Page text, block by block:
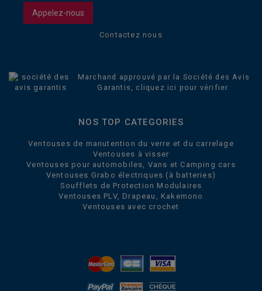
Appelez-nous
Contactez nous
Marchand approuvé par la Société des Avis
Garantis, cliquez ici pour vérifier
NOS TOP CATEGORIES
Ventouses de manutention du verre et du carrelage
Ventouses à visser
Ventouses pour automobiles, Vans et Camping cars
Ventouses Grabo électriques (à batteries)
Soufflets de Protection Modulaires
Ventouses PLV, Drapeau, Kakemono
Ventouses avec crochet